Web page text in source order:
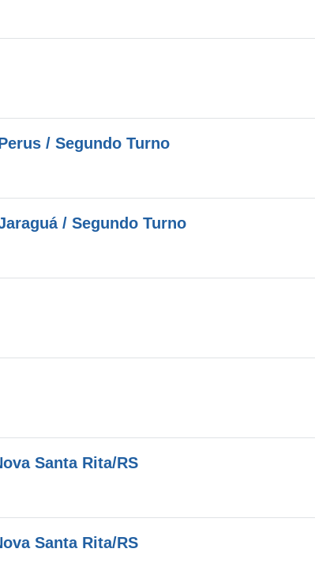
/ Segundo Turno
/ Segundo Turno
Santa Rita/RS
Santa Rita/RS